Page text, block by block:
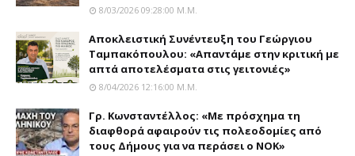
8/03/2026 09:28:00 Μ.μ.
Αποκλειστική Συνέντευξη του Γεώργιου
Ταμπακόπουλου: «Απαντάμε στην κριτική με
απτά αποτελέσματα στις γειτονιές»
8/04/2026 12:16:00 Μ.μ.
Γρ. Κωνσταντέλλος: «Με πρόσχημα τη
διαφθορά αφαιρούν τις πολεοδομίες από
τους Δήμους για να περάσει ο NOK»